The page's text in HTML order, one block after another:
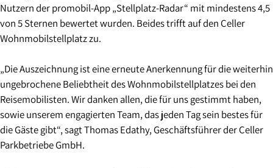
Nutzern der promobil-App „Stellplatz-Radar“ mit mindestens 4,5
von 5 Sternen bewertet wurden. Beides trifft auf den Celler
Wohnmobilstellplatz zu.
„Die Auszeichnung ist eine erneute Anerkennung für die weiterhin
ungebrochene Beliebtheit des Wohnmobilstellplatzes bei den
Reisemobilisten. Wir danken allen, die für uns gestimmt haben,
sowie unserem engagierten Team, das jeden Tag sein bestes für
die Gäste gibt“, sagt Thomas Edathy, Geschäftsführer der Celler
Parkbetriebe GmbH.